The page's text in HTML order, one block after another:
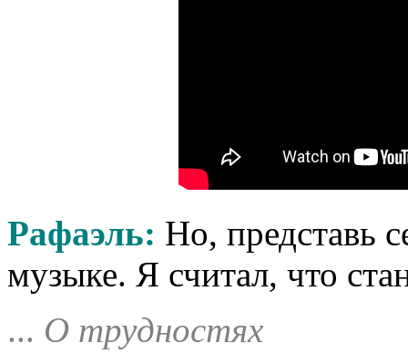
Рафаэль: Но, представь
музыке. Я считал, что
... О трудностях